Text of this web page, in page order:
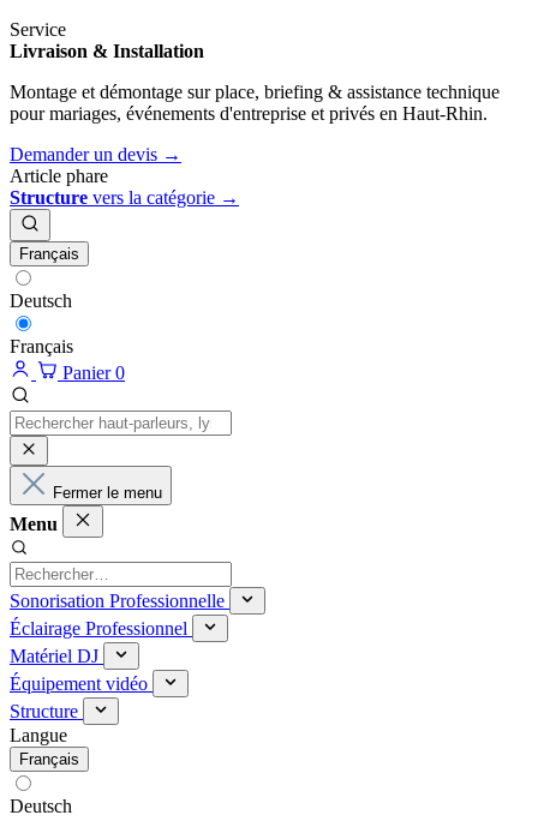
Service
Livraison & Installation
Montage et démontage sur place, briefing & assistance technique
pour mariages, événements d'entreprise et privés en Haut-Rhin.
Demander un devis →
Article phare
Structure vers la catégorie →
Français
Deutsch
Français
Panier 0
Fermer le menu
Menu
Sonorisation Professionnelle
Éclairage Professionnel
Matériel DJ
Équipement vidéo
Structure
Langue
Français
Deutsch